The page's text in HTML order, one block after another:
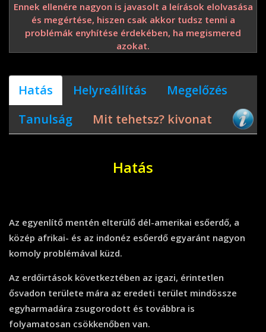
Ennek ellenére nagyon is javasolt a leírások elolvasása
és megértése, hiszen csak akkor tudsz tenni a
problémák enyhítése érdekében, ha megismered
azokat.
Hatás Helyreállítás
Megelőzés
Tanulság
Mit tehetsz? kivonat
Hatás
Az egyenlítő mentén elterülő dél-amerikai esőerdő, a
közép afrikai- és az indonéz esőerdő egyaránt nagyon
komoly problémával küzd.
Az erdőirtások következtében az igazi, érintetlen
ősvadon területe mára az eredeti terület mindössze
egyharmadára zsugorodott és továbbra is
folyamatosan csökkenőben van.